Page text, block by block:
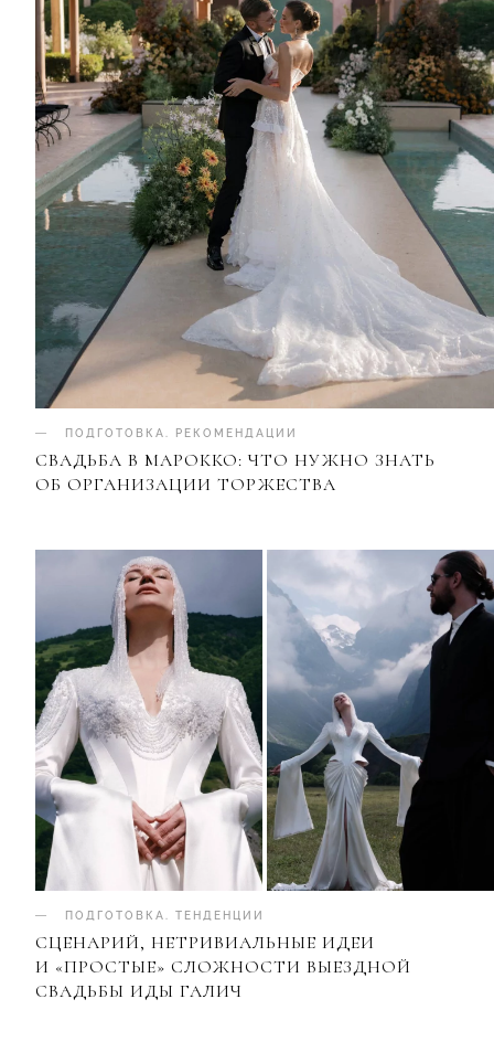
ПОДГОТОВКА РЕКОМЕНДАЦИИ
СВАДЬБА В МАРОККО: ЧТО НУЖНО ЗНАТЬ
ОБ ОРГАНИЗАЦИИ ТОРЖЕСТВА
ПОДГОТОВКА ТЕНДЕНЦИИ
СЦЕНАРИЙ, НЕТРИВИАЛЬНЫЕ ИДЕИ
И «ПРОСТЫЕ» СЛОЖНОСТИ ВЫЕЗДНОЙ
СВАДЬБЫ ИДЫ ГАЛИЧ